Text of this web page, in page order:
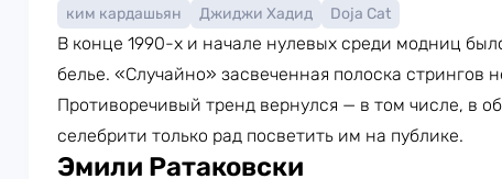
ким кардашьян
Джиджи Хадид Doja Cat
В конце 1990-х и начале нулевых среди модниц
белье. «Случайно» засвеченная полоска стрингов
Противоречивый тренд вернулся — в том числе, в
селебрити только рад посветить им на публике.
Эмили Ратаковски